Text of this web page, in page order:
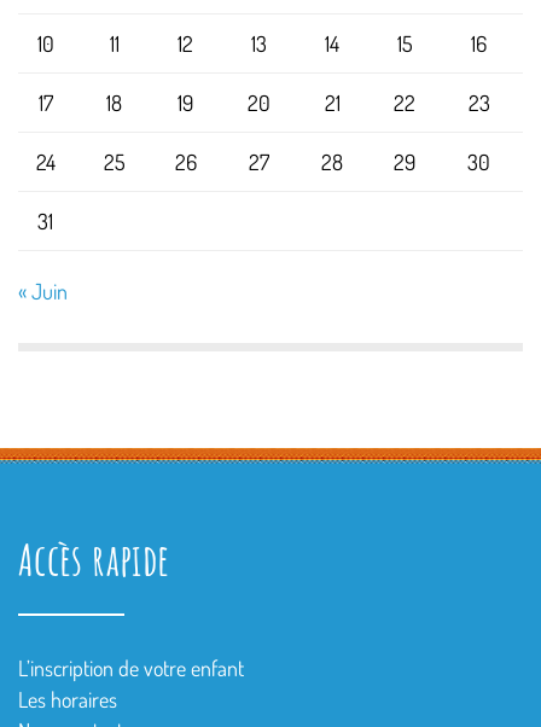
10 11 12 13 14 15 16
17 18 19 20 21 22 23
24 25 26 27 28 29 30
31
« Juin
Accès rapide
L’inscription de votre enfant
Les horaires